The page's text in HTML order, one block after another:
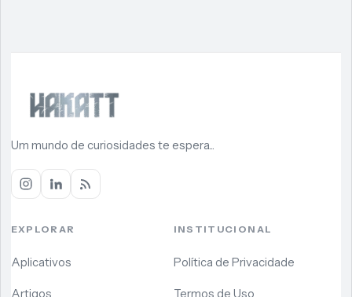
Um mundo de curiosidades te espera...
EXPLORAR
Aplicativos
Artigos
INSTITUCIONAL
Política de Privacidade
Termos de Uso